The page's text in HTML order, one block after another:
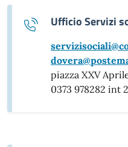
Ufficio Servizi
piazza XXV
0373 978282 int 2